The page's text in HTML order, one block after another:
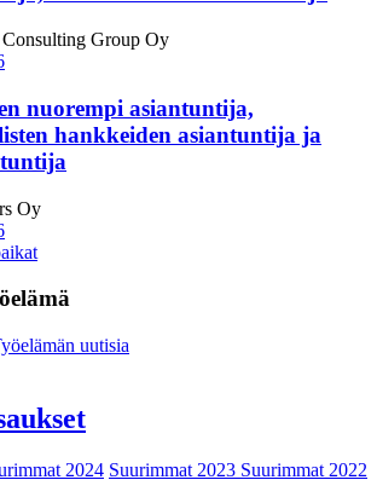
Group Oy
nuorempi asiantuntija,
hankkeiden asiantuntija ja
Oy
uutisia
2024 Suurimmat 2023 Suurimmat 2022